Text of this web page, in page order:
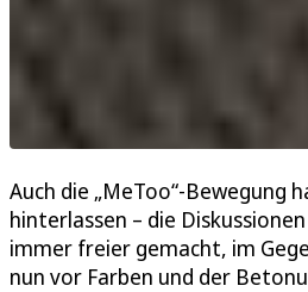
Auch die „MeToo“-Bewegung
hinterlassen – die
immer freier gemacht, im
nun vor Farben und der